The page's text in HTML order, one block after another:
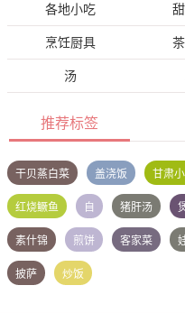
各地小吃
烹饪厨具
汤
推荐标签
干贝蒸白菜 盖浇饭 甘肃
红烧鳜鱼 自 猪肝汤
素什锦 煎饼 客家菜
披萨 炒饭